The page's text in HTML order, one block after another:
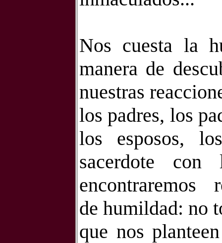
Nos cuesta la
manera de
nuestras
los padres, los
los esposos,
sacerdote con
encontraremos
de humildad: no
que nos